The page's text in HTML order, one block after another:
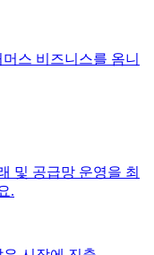
스 비즈니스를 옴니
및 공급망 운영을 최
.